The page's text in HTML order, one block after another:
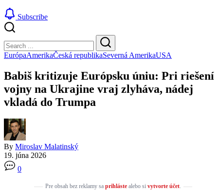
Subscribe
Search
Search
EurópaAmerikaČeská republikaSeverná AmerikaUSA
Babiš kritizuje Európsku úniu: Pri riešení
vojny na Ukrajine vraj zlyháva, nádej
vkladá do Trumpa
By Miroslav Malatinský
19. júna 2026
0
Pre obsah bez reklamy sa prihlástealebo si vytvorte účet.